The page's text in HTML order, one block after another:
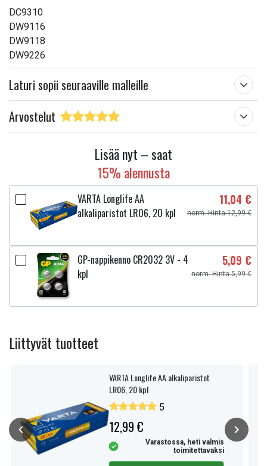
Mitat:
Lue ominaisuuksien merkityksestä
DC9310
DW9116
DW9118
DW9226
Laturi sopii seuraaville malleille
Arvostelut
Lisää nyt – saat
15% alennusta
VARTA Longlife AA
alkaliparistot LR06, 20 kpl
11,04 €
norm. Hinta 12,99 €
GP-nappikenno CR2032 3V - 4
kpl
5,09 €
norm. Hinta 5,99 €
Liittyvät tuotteet
VARTA Longlife AA alkaliparistot
LR06, 20 kpl
5
12,99 €
Varastossa, heti valmis
toimitettavaksi